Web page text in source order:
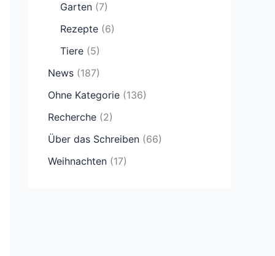
Garten (7)
Rezepte (6)
Tiere (5)
News (187)
Ohne Kategorie (136)
Recherche (2)
Über das Schreiben (66)
Weihnachten (17)